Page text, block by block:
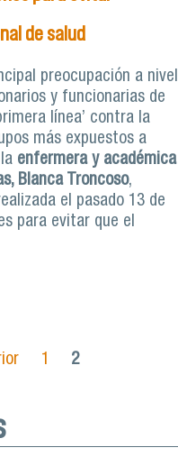
de salud
preocupación a nivel
y funcionarias de
línea’ contra la
más expuestos a
enfermera y académica
Blanca Troncoso,
el pasado 13 de
para evitar que el
para
19 en personal de
1 2